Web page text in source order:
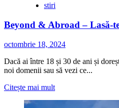
stiri
Beyond & Abroad – Lasă-
octombrie 18, 2024
Dacă ai între 18 și 30 de ani și
noi domenii sau să vezi ce...
Citește mai multCitește